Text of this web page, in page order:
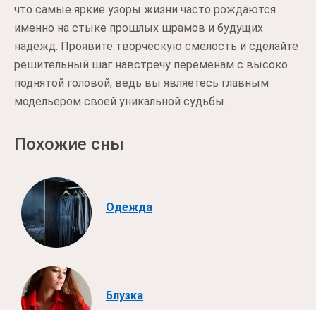
что самые яркие узоры жизни часто рождаются
именно на стыке прошлых шрамов и будущих
надежд. Проявите творческую смелость и сделайте
решительный шаг навстречу переменам с высоко
поднятой головой, ведь вы являетесь главным
модельером своей уникальной судьбы.
Похожие сны
Одежда
Блузка